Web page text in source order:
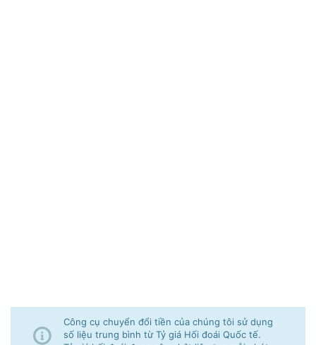
Công cụ chuyển đổi tiền của chúng tôi sử dụng
số liệu trung bình từ Tỷ giá Hối đoái Quốc tế.